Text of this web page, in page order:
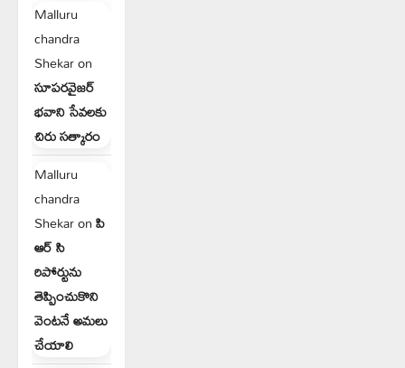
Malluru
chandra
Shekaron
సూపరవైజర్
భవాని సేవలకు
చిరు సత్కారం
Malluru
chandra
Shekaronపి
ఆర్ సి
రిపోర్టును
తెప్పించుకొని
వెంటనే అమలు
చేయాలి